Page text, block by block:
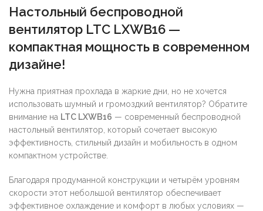
Настольный беспроводной
вентилятор LTC LXWB16 —
компактная мощность в современном
дизайне!
Нужна приятная прохлада в жаркие дни, но не хочется
использовать шумный и громоздкий вентилятор? Обратите
внимание на LTC LXWB16 — современный беспроводной
настольный вентилятор, который сочетает высокую
эффективность, стильный дизайн и мобильность в одном
компактном устройстве.
Благодаря продуманной конструкции и четырём уровням
скорости этот небольшой вентилятор обеспечивает
эффективное охлаждение и комфорт в любых условиях —